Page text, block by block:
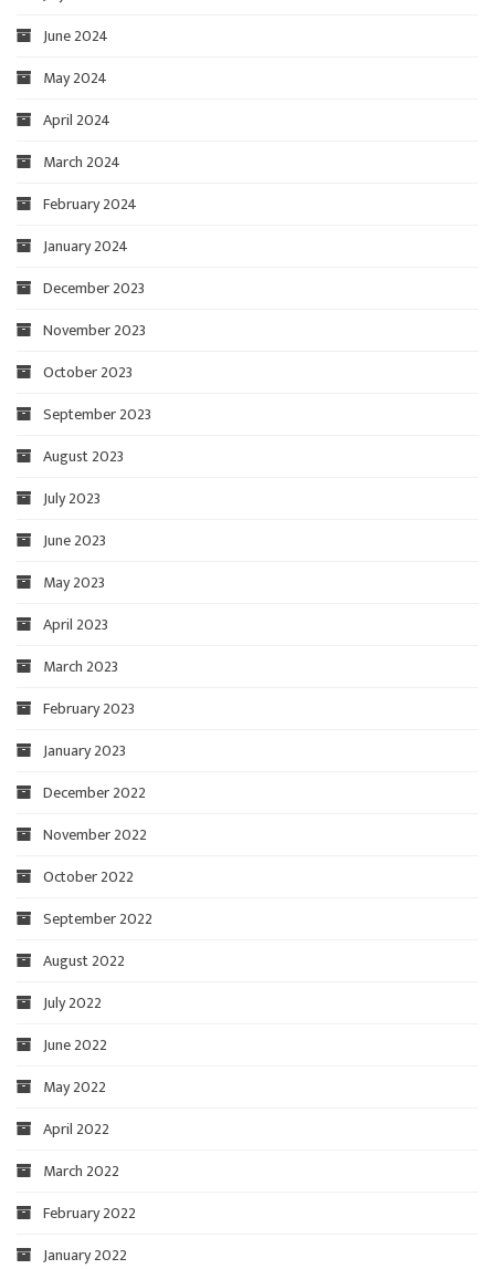
June 2024
May 2024
April 2024
March 2024
February 2024
January 2024
December 2023
November 2023
October 2023
September 2023
August 2023
July 2023
June 2023
May 2023
April 2023
March 2023
February 2023
January 2023
December 2022
November 2022
October 2022
September 2022
August 2022
July 2022
June 2022
May 2022
April 2022
March 2022
February 2022
January 2022